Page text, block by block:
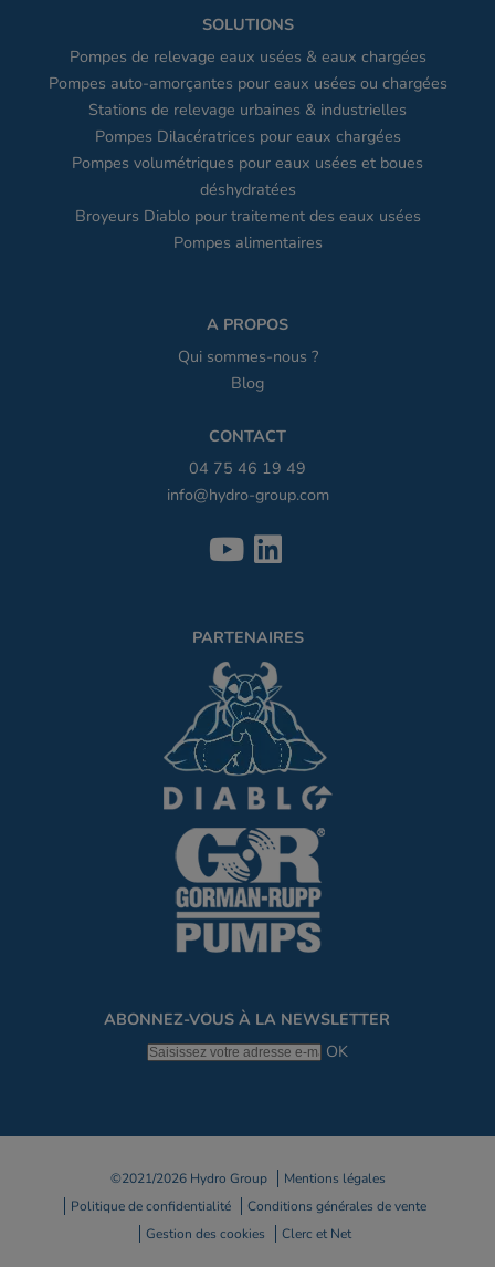
SOLUTIONS
Pompes de relevage eaux usées & eaux chargées
Pompes auto-amorçantes pour eaux usées ou chargées
Stations de relevage urbaines & industrielles
Pompes Dilacératrices pour eaux chargées
Pompes volumétriques pour eaux usées et boues
déshydratées
Broyeurs Diablo pour traitement des eaux usées
Pompes alimentaires
A PROPOS
Qui sommes-nous ?
Blog
CONTACT
04 75 46 19 49
info@hydro-group.com
PARTENAIRES
ABONNEZ-VOUS À LA NEWSLETTER
OK
©2021/2026 Hydro Group
Mentions légales
Politique de confidentialité
Conditions générales de vente
Gestion des cookies
Clerc et Net